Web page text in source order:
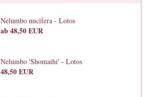
Nelumbo nucifera - Lotos
ab 48,50 EUR
Nelumbo 'Shomaihi' - Lotos
48,50 EUR